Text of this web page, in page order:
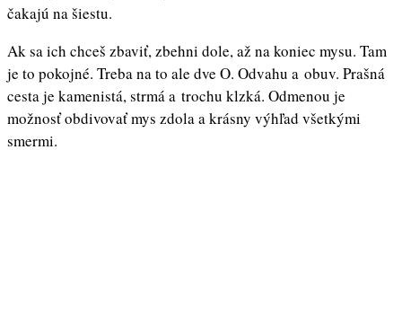
čakajú na šiestu.
Ak sa ich chceš zbaviť, zbehni dole, až na koniec mysu. Tam
je to pokojné. Treba na to ale dve O. Odvahu a obuv. Prašná
cesta je kamenistá, strmá a trochu klzká. Odmenou je
možnosť obdivovať mys zdola a krásny výhľad všetkými
smermi.